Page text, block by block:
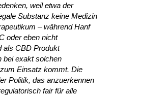
weil etwa der
Substanz keine Medizin
– während Hanf
oder eben nicht
als CBD Produkt
bei exakt solchen
Einsatz kommt. Die
Politik, das anzuerkennen
fair für alle